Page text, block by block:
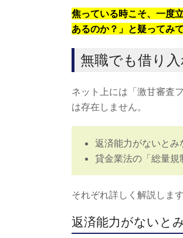
焦っている時こそ、一度
あるのか？」と疑ってみ
無職でも借り
ネット上には「激甘審査
は存在しません。
返済能力がないとみ
貸金業法の「総量規
それぞれ詳しく解説します
返済能力がないと